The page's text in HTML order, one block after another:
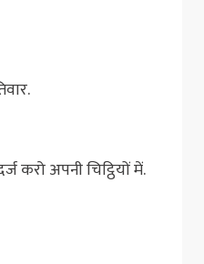
करो अपनी चिट्ठियों में.